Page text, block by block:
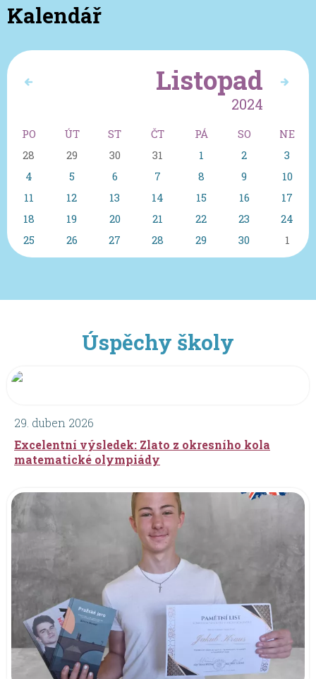
Kalendář
Listopad
2024
PO ÚT ST ČT PÁ SO
NE
28
29 30 31 1 2
3
4
5 6 7 8 9
10
11
12 13 14 15 16
17
18
19 20 21 22 23
24
25
26 27 28 29 30 1
Úspěchy školy
29. duben 2026
Excelentní výsledek: Zlato z okresního kola
matematické olympiády